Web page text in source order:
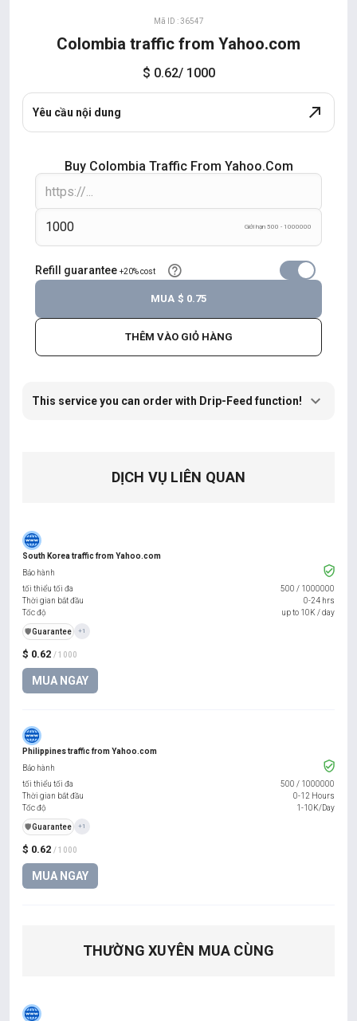
Mã ID : 36547
Colombia traffic from Yahoo.com
$ 0.62/ 1000
Yêu cầu nội dung
Buy Colombia Traffic From Yahoo.com
Giới hạn 500 - 1000000
Refill guarantee +20% cost
THÊM VÀO GIỎ HÀNG
MUA $ 0.75
This service you can order with Drip-Feed function!
DỊCH VỤ LIÊN QUAN
South Korea traffic from Yahoo.com
$ 0.62 / 1000
MUA NGAY
Bảo hành
tối thiểu tối đa
500 / 1000000
Thời gian bắt đầu
0-24 hrs
Tốc độ
up to 10K / day
️🛡️Guarantee +1
Philippines traffic from Yahoo.com
$ 0.62 / 1000
MUA NGAY
Bảo hành
tối thiểu tối đa
500 / 1000000
Thời gian bắt đầu
0-12 Hours
Tốc độ
1-10K/Day
️🛡️Guarantee +1
THƯỜNG XUYÊN MUA CÙNG